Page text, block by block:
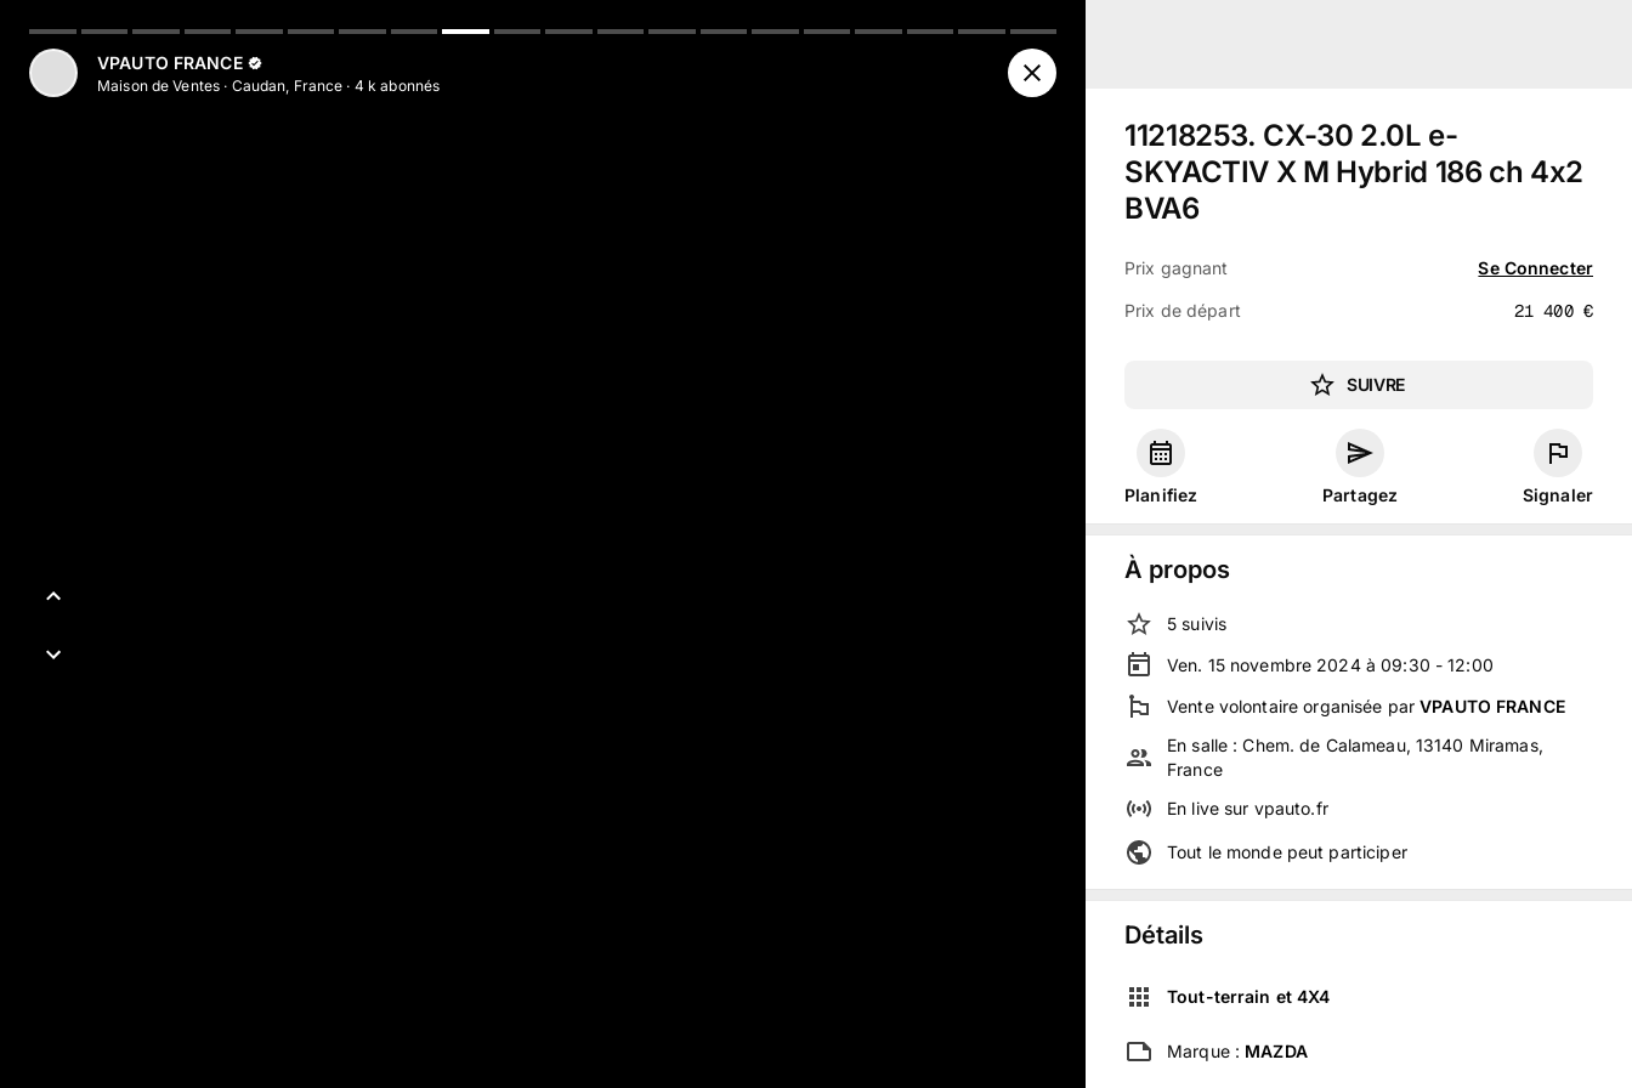
VPAUTO FRANCE
Maison de Ventes · Caudan, France · 4 k abonnés
11218253. CX-30 2.0L e-
SKYACTIV X M Hybrid 186 ch 4x2
BVA6
Prix gagnant Se Connecter
Prix de départ 21 400 €
SUIVRE
Planifiez Partagez Signaler
À propos
5 suivis
Ven. 15 novembre 2024 à 09:30 - 12:00
Vente volontaire organisée parVPAUTO FRANCE
En salle :Chem. de Calameau, 13140 Miramas,
France
En livesur vpauto.fr
Tout le monde peut participer
Détails
Tout-terrain et 4X4
Marque : MAZDA